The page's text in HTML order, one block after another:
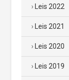
Leis 2022
Leis 2021
Leis 2020
Leis 2019